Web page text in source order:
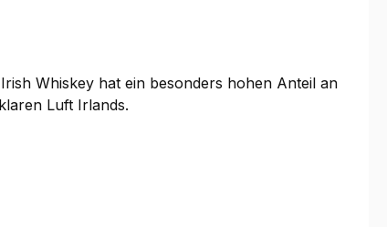
Whiskey hat ein besonders hohen Anteil an
Luft Irlands.